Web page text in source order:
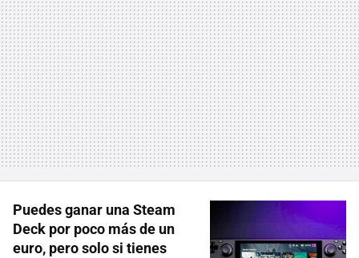
Puedes ganar una Steam
Deck por poco más de un
euro, pero solo si tienes